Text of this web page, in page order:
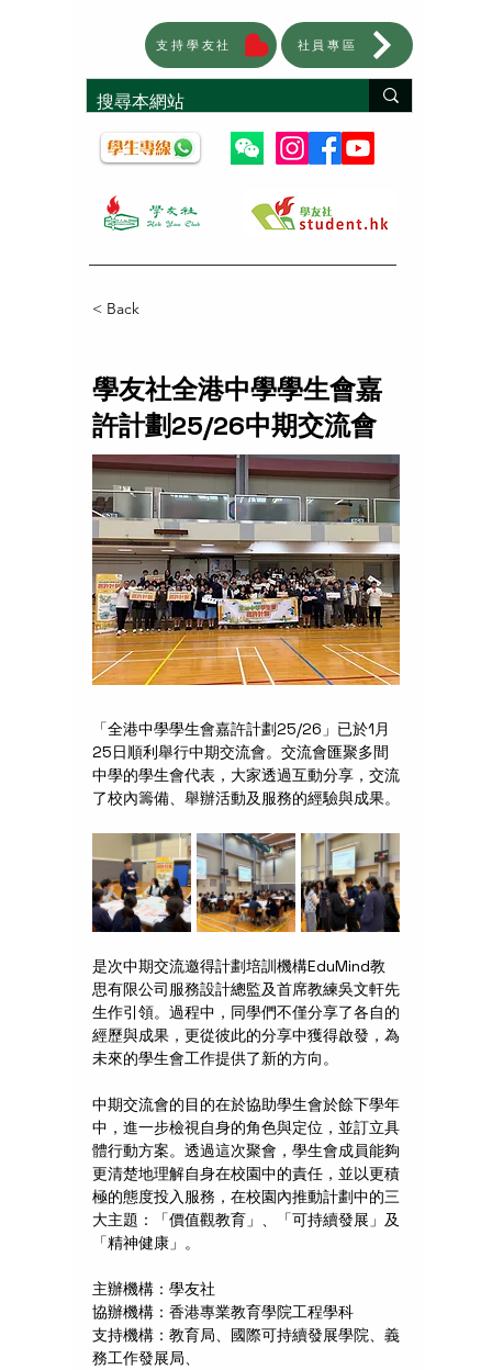
支持學友社 社員專區
< Back
學友社全港中學學生會嘉
許計劃25/26中期交流會
「全港中學學生會嘉許計劃25/26」已於1月
25日順利舉行中期交流會。交流會匯聚多間
中學的學生會代表，大家透過互動分享，交流
了校內籌備、舉辦活動及服務的經驗與成果。
是次中期交流邀得計劃培訓機構EduMind教
思有限公司服務設計總監及首席教練吳文軒先
生作引領。過程中，同學們不僅分享了各自的
經歷與成果，更從彼此的分享中獲得啟發，為
未來的學生會工作提供了新的方向。
中期交流會的目的在於協助學生會於餘下學年
中，進一步檢視自身的角色與定位，並訂立具
體行動方案。透過這次聚會，學生會成員能夠
更清楚地理解自身在校園中的責任，並以更積
極的態度投入服務，在校園內推動計劃中的三
大主題：「價值觀教育」、「可持續發展」及
「精神健康」。
主辦機構：學友社
協辦機構：香港專業教育學院工程學科
支持機構：教育局、國際可持續發展學院、義
務工作發展局、